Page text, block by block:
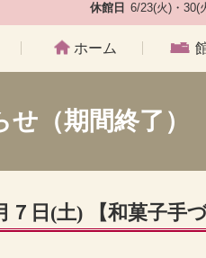
休館日 6/23(火)・30(
ホーム
せ（期間終了）
７日(土) 【和菓子手